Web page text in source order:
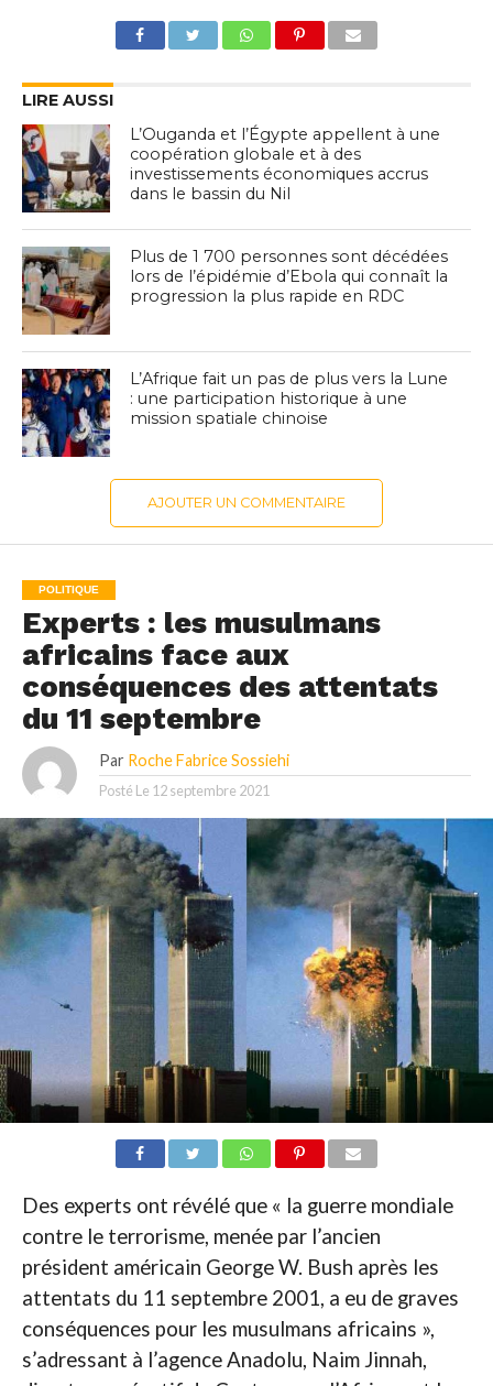
LIRE AUSSI
L’Ouganda et l’Égypte appellent à une
coopération globale et à des
investissements économiques accrus
dans le bassin du Nil
Plus de 1 700 personnes sont décédées
lors de l’épidémie d’Ebola qui connaît la
progression la plus rapide en RDC
L’Afrique fait un pas de plus vers la Lune
: une participation historique à une
mission spatiale chinoise
AJOUTER UN COMMENTAIRE
POLITIQUE
Experts : les musulmans
africains face aux
conséquences des attentats
du 11 septembre
Par Roche Fabrice Sossiehi
Posté Le 12 septembre 2021
Des experts ont révélé que « la guerre mondiale
contre le terrorisme, menée par l’ancien
président américain George W. Bush après les
attentats du 11 septembre 2001, a eu de graves
conséquences pour les musulmans africains »,
s’adressant à l’agence Anadolu, Naim Jinnah,